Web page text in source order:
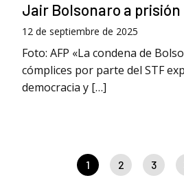
Jair Bolsonaro a prisión
12 de septiembre de 2025
Foto: AFP «La condena de
cómplices por parte del STF
democracia y […]
1 2 3